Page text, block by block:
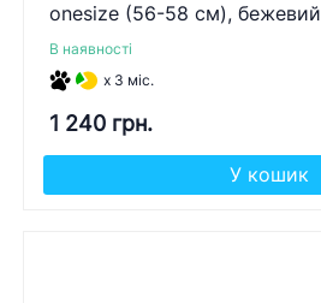
onesize (56-58 см), бежевий
В наявності
x 3 міс.
1 240 грн.
У кошик